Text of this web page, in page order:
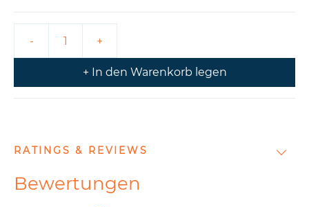
+ In den Warenkorb legen
RATINGS & REVIEWS
Bewertungen